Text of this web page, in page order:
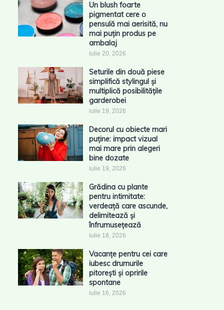
Un blush foarte
pigmentat cere o
pensulă mai aerisită, nu
mai puțin produs pe
ambalaj
iulie 20, 2026
Seturile din două piese
simplifică stylingul și
multiplică posibilitățile
garderobei
iulie 19, 2026
Decorul cu obiecte mari
puține: impact vizual
mai mare prin alegeri
bine dozate
iulie 19, 2026
Grădina cu plante
pentru intimitate:
verdeață care ascunde,
delimitează și
înfrumusețează
iulie 18, 2026
Vacanțe pentru cei care
iubesc drumurile
pitorești și opririle
spontane
iulie 16, 2026